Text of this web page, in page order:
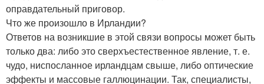
оправдательный приговор.
Что же произошло в Ирландии?
Ответов на возникшие в этой связи вопросы может быть
только два: либо это сверхъестественное явление, т. е.
чудо, ниспосланное ирландцам свыше, либо оптические
эффекты и массовые галлюцинации. Так, специалисты,